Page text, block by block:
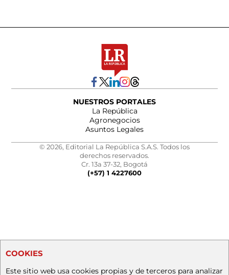
NUESTROS PORTALES
La República
Agronegocios
Asuntos Legales
© 2026, Editorial La República S.A.S. Todos los
derechos reservados.
Cr. 13a 37-32, Bogotá
(+57) 1 4227600
COOKIES
Este sitio web usa cookies propias y de terceros para analizar